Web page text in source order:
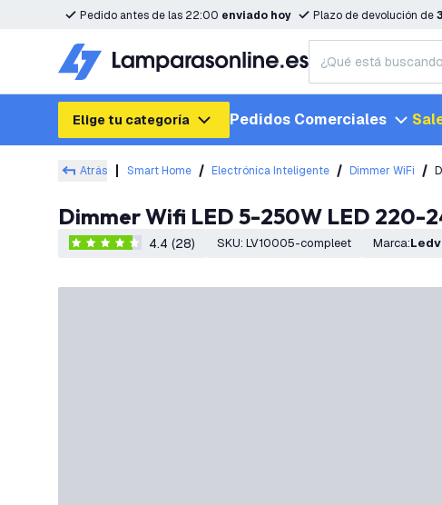
Pedido antes de las 22:00 enviado hoy Plazo de devolución de
Elige tu categoría Pedidos Comerciales
Atrás Smart Home Electrónica Inteligente Dimmer WiFi
Dimmer Wifi LED 5-250W LED
4.4 estrellas de puntuación
4.4 (28) SKU: LV10005-compleet Marca: